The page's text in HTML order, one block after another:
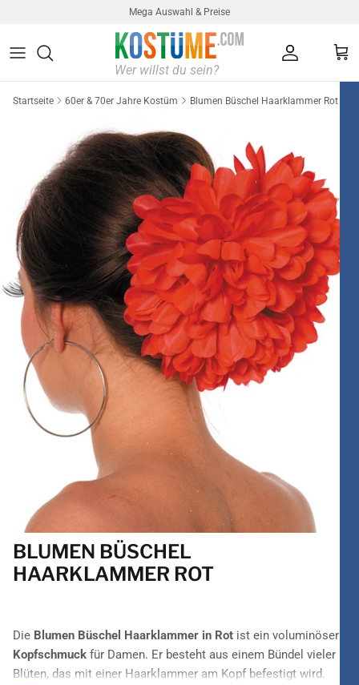
Mega Auswahl & Preise
Startseite 60er & 70er Jahre Kostüm Blumen Büschel Haarklammer Rot
BLUMEN BÜSCHEL
HAARKLAMMER ROT
Die Blumen Büschel Haarklammer in Rot ist ein voluminöser
Kopfschmuck für Damen. Er besteht aus einem Bündel vieler
Blüten, das mit einer Haarklammer am Kopf befestigt wird.